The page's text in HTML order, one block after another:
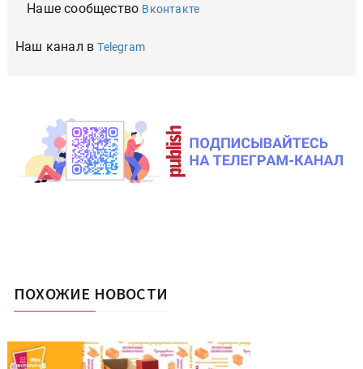
Наше сообщество Вконтакте
Наш канал вTelegram
ПОХОЖИЕ НОВОСТИ